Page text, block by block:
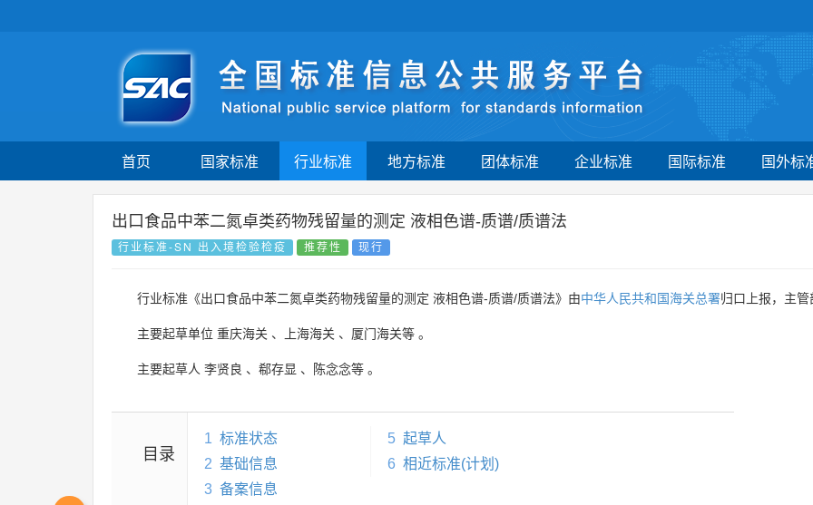
首页 国家标准 行业标准 地方标准 团体标准 企业标准 国际标准 国外标
出口食品中苯二氮卓类药物残留量的测定 液相色谱-质谱/质谱法
行业标准-SN 出入境检验检疫 推荐性 现行
行业标准《出口食品中苯二氮卓类药物残留量的测定 液相色谱-质谱/质谱法》由中华人民共和国海关总署归口上报，主管
主要起草单位 重庆海关 、 上海海关 、 厦门海关等 。
主要起草人 李贤良 、 郗存显 、 陈念念等 。
目录
1 标准状态
2 基础信息
3 备案信息
5 起草人
6 相近标准(计划)